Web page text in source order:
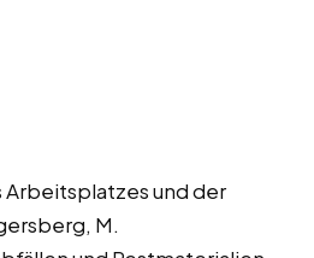
Arbeitsplatzes und der
M.